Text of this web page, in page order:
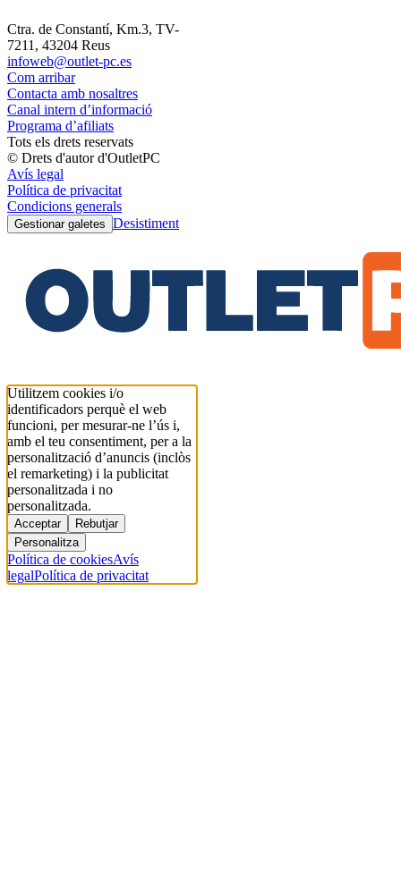
Ctra. de Constantí, Km.3, TV-
7211, 43204 Reus
infoweb@outlet-pc.es
Com arribar
Contacta amb nosaltres
Canal intern d’informació
Programa d’afiliats
Tots els drets reservats
© Drets d'autor d'OutletPC
Avís legal
Política de privacitat
Condicions generals
Gestionar galetes Desistiment
Utilitzem cookies i/o
identificadors perquè el web
funcioni, per mesurar-ne l’ús i,
amb el teu consentiment, per a la
personalització d’anuncis (inclòs
el remarketing) i la publicitat
personalitzada i no
personalitzada.
Acceptar
Rebutjar
Personalitza
Política de cookiesAvís
legalPolítica de privacitat